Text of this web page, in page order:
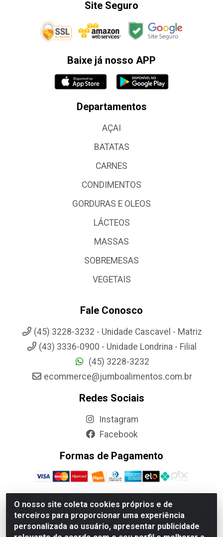
O nosso site coleta cookies próprios e de
terceiros para proporcionar uma experiência
personalizada ao usuário, apresentar publicidade
Site Seguro
Baixe já nosso APP
Departamentos
AÇAI
BATATAS
CARNES
CONDIMENTOS
GORDURAS E OLEOS
LÁCTEOS
MASSAS
SOBREMESAS
VEGETAIS
Fale Conosco
(45) 3228-3232 - Unidade Cascavel - Matriz
(43) 3336-0900 - Unidade Londrina - Filial
(45) 3228-3232
ecommerce@jumboalimentos.com.br
Redes Sociais
Instagram
Facebook
Formas de Pagamento
Jumbo Alimentos Cascavel - Matriz - Rua Itatiba Do Sul, 161 -
Santos Dumont, Cascavel-PR - CEP 85804-700- CNPJ